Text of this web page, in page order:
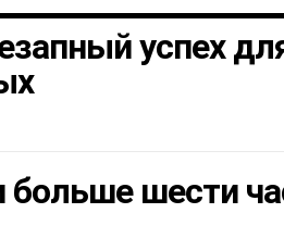
успех
больше шести